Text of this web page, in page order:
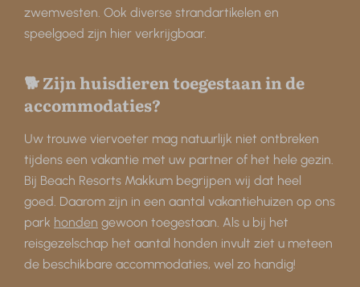
zwemvesten. Ook diverse strandartikelen en
speelgoed zijn hier verkrijgbaar.
🐕 Zijn huisdieren toegestaan in de
accommodaties?
Uw trouwe viervoeter mag natuurlijk niet ontbreken
tijdens een vakantie met uw partner of het hele gezin.
Bij Beach Resorts Makkum begrijpen wij dat heel
goed. Daarom zijn in een aantal vakantiehuizen op ons
park honden gewoon toegestaan. Als u bij het
reisgezelschap het aantal honden invult ziet u meteen
de beschikbare accommodaties, wel zo handig!